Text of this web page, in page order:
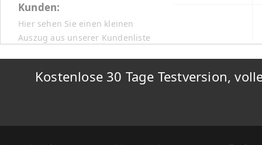
Kunden:
Hier sehen Sie einen kleinen
Auszug aus unserer Kundenliste
Kostenlose 30 Tage Testversion,